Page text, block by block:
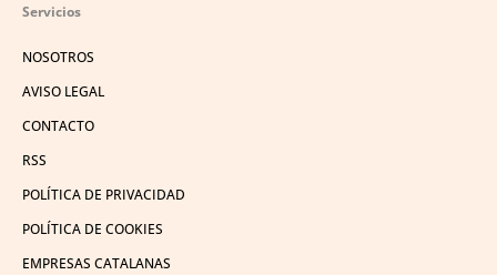
Servicios
NOSOTROS
AVISO LEGAL
CONTACTO
RSS
POLÍTICA DE PRIVACIDAD
POLÍTICA DE COOKIES
EMPRESAS CATALANAS